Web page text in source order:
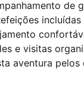
de
incluídas
e visitas
aventura pelos